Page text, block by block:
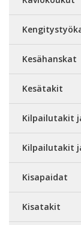
Kesähanskat
Kesätakit
Kilpailutakit
Kilpailutakit
Kisapaidat
Kisatakit